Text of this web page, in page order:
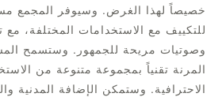
خصيصاً لهذا الغرض. وسيوفر المجمع
للتكييف مع الاستخدامات المختلفة، مع
وصوتيات مريحة للجمهور. وستسمح
المرنة تقنياً بمجموعة متنوعة من
الاحترافية. وستمكن الإضافة المدنية